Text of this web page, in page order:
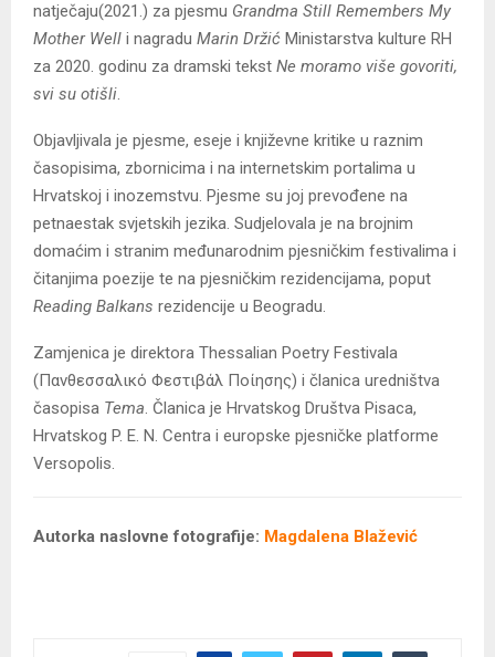
natječaju(2021.) za pjesmu Grandma Still Remembers My
Mother Well i nagradu Marin Držić Ministarstva kulture RH
za 2020. godinu za dramski tekst Ne moramo više govoriti,
svi su otišli.
Objavljivala je pjesme, eseje i književne kritike u raznim
časopisima, zbornicima i na internetskim portalima u
Hrvatskoj i inozemstvu. Pjesme su joj prevođene na
petnaestak svjetskih jezika. Sudjelovala je na brojnim
domaćim i stranim međunarodnim pjesničkim festivalima i
čitanjima poezije te na pjesničkim rezidencijama, poput
Reading Balkans rezidencije u Beogradu.
Zamjenica je direktora Thessalian Poetry Festivala
(Πανθεσσαλικό Φεστιβάλ Ποίησης) i članica uredništva
časopisa Tema. Članica je Hrvatskog Društva Pisaca,
Hrvatskog P. E. N. Centra i europske pjesničke platforme
Versopolis.
Autorka naslovne fotografije: Magdalena Blažević